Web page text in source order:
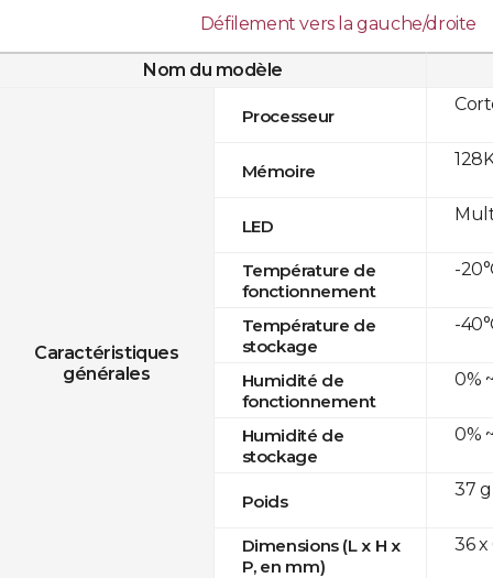
Défilement vers la gauche/droite
Nom du modèle
Caractéristiques
générales
Processeur
Mémoire
LED
Température de
fonctionnement
Température de
stockage
Humidité de
fonctionnement
Humidité de
stockage
Poids
Dimensions (L x H x
P, en mm)
-
-
0%
0%
37 g
36 x